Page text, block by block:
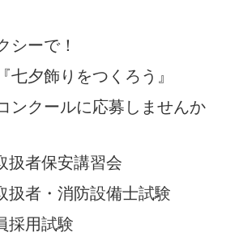
シーで！
七夕飾りをつくろう』
ンクールに応募しませんか
扱者保安講習会
扱者・消防設備士試験
採用試験